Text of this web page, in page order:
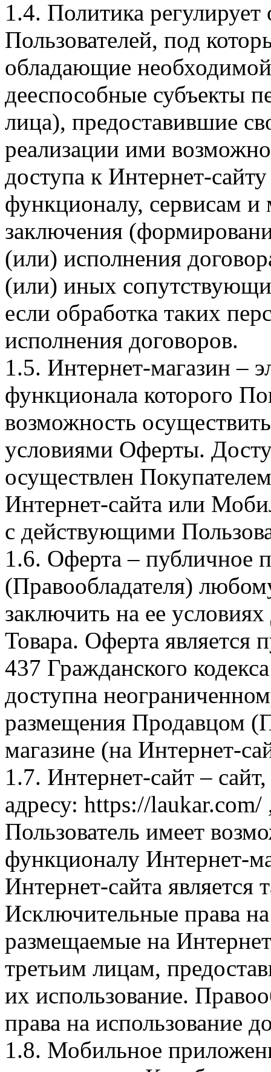
1.4. Политика
Пользователей, под
обладающие
дееспособные субъекты
лица), предоставившие
реализации ими
доступа к Интернет-
функционалу, сервисам и
заключения
(или) исполнения
(или) иных
если обработка таких
исполнения договоров.
1.5. Интернет-магазин –
функционала которого
возможность
условиями Оферты.
осуществлен
Интернет-сайта или
с действующими
1.6. Оферта – публичное
(Правообладателя)
заключить на ее
Товара. Оферта является
437 Гражданского
доступна
размещения Продавцом
магазине (на Интернет-
1.7. Интернет-сайт –
адресу: https://laukar.com/
Пользователь имеет
функционалу Интернет-
Интернет-сайта
Исключительные права
размещаемые на
третьим лицам,
их использование.
права на использование
1.8. Мобильное